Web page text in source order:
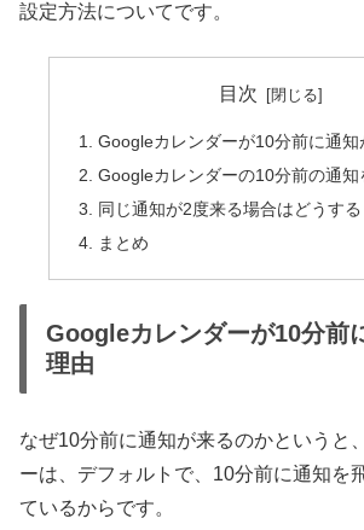
設定方法についてです。
目次
Googleカレンダーが10分前に通知
Googleカレンダーの10分前の通知
同じ通知が2度来る場合はどうする
まとめ
Googleカレンダーが10分前
理由
なぜ10分前に通知が来るのかというと
ーは、デフォルトで、10分前に通知を
ているからです。